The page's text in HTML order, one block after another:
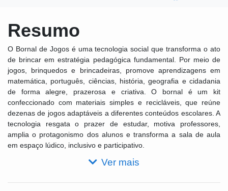
Resumo
O Bornal de Jogos é uma tecnologia social que transforma o ato
de brincar em estratégia pedagógica fundamental. Por meio de
jogos, brinquedos e brincadeiras, promove aprendizagens em
matemática, português, ciências, história, geografia e cidadania
de forma alegre, prazerosa e criativa. O bornal é um kit
confeccionado com materiais simples e recicláveis, que reúne
dezenas de jogos adaptáveis a diferentes conteúdos escolares. A
tecnologia resgata o prazer de estudar, motiva professores,
amplia o protagonismo dos alunos e transforma a sala de aula
em espaço lúdico, inclusivo e participativo.
Ver mais